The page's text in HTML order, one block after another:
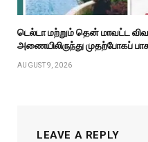
டெல்டா மற்றும் தென் மாவட்ட
அணையிலிருந்து முதற்போகப்
AUGUST 9, 2026
LEAVE A REPLY